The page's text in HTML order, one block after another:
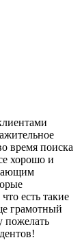
время поиска
хорошо и
есть такие
грамотный
пожелать